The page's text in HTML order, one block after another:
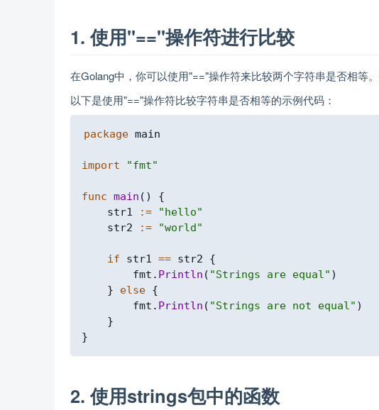
1. 使用"=="操作符进行比较
在Golang中，你可以使用"=="操作符来比较两个字符串是否相等
以下是使用"=="操作符比较字符串是否相等的示例代码：
package main
import "fmt"
func main ( )
{
    str1
:=
"hello"
    str2
:= "world"
if str1 == str2 {
        fmt
. Println ( "Strings are equal" )
}
else {
        fmt
. Println ( "Strings are not equal" )
}
}
2. 使用strings包中的函数